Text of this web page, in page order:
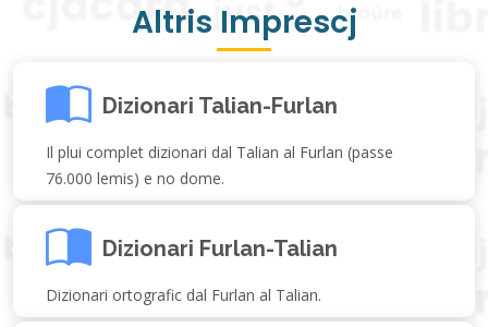
Altris Imprescj
Dizionari Talian-Furlan
Il plui complet dizionari dal Talian al Furlan (passe
76.000 lemis) e no dome.
Dizionari Furlan-Talian
Dizionari ortografic dal Furlan al Talian.